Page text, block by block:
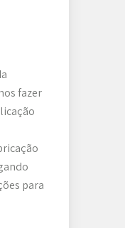
fazer
para